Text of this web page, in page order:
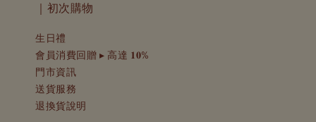
｜初次購物
生日禮
會員消費回贈 ▸ 高達 𝟏𝟎%
門市資訊
送貨服務
退換貨說明